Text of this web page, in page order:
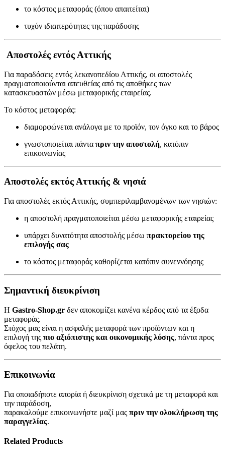
το κόστος μεταφοράς (όπου απαιτείται)
τυχόν ιδιαιτερότητες της παράδοσης
Αποστολές εντός Αττικής
Για παραδόσεις εντός λεκανοπεδίου Αττικής, οι αποστολές
πραγματοποιούνται απευθείας από τις αποθήκες των
κατασκευαστών μέσω μεταφορικής εταιρείας.
Το κόστος μεταφοράς:
διαμορφώνεται ανάλογα με το προϊόν, τον όγκο και το βάρος
γνωστοποιείται πάντα πριν την αποστολή, κατόπιν
επικοινωνίας
Αποστολές εκτός Αττικής & νησιά
Για αποστολές εκτός Αττικής, συμπεριλαμβανομένων των νησιών:
η αποστολή πραγματοποιείται μέσω μεταφορικής εταιρείας
υπάρχει δυνατότητα αποστολής μέσω πρακτορείου της
επιλογής σας
το κόστος μεταφοράς καθορίζεται κατόπιν συνεννόησης
Σημαντική διευκρίνιση
Η Gastro-Shop.gr δεν αποκομίζει κανένα κέρδος από τα έξοδα
μεταφοράς.
Στόχος μας είναι η ασφαλής μεταφορά των προϊόντων και η
επιλογή της πιο αξιόπιστης και οικονομικής λύσης, πάντα προς
όφελος του πελάτη.
Επικοινωνία
Για οποιαδήποτε απορία ή διευκρίνιση σχετικά με τη μεταφορά και
την παράδοση,
παρακαλούμε επικοινωνήστε μαζί μας πριν την ολοκλήρωση της
παραγγελίας.
Related Products